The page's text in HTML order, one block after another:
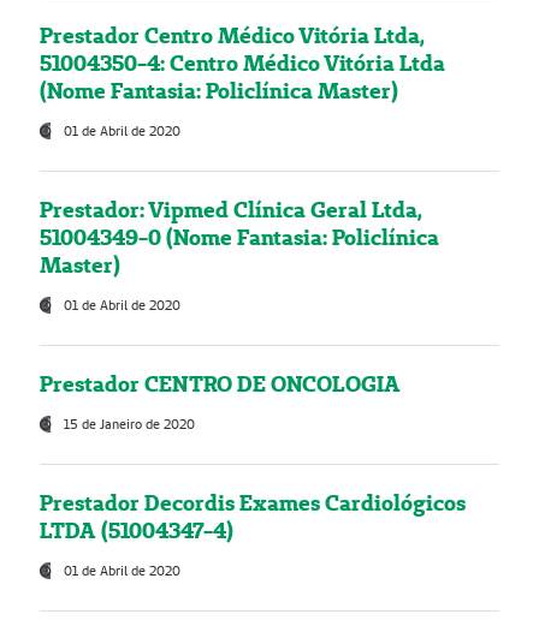
Prestador Centro Médico Vitória Ltda,
51004350-4: Centro Médico Vitória Ltda
(Nome Fantasia: Policlínica Master)
01 de Abril de 2020
Prestador: Vipmed Clínica Geral Ltda,
51004349-0 (Nome Fantasia: Policlínica
Master)
01 de Abril de 2020
Prestador CENTRO DE ONCOLOGIA
15 de Janeiro de 2020
Prestador Decordis Exames Cardiológicos
LTDA (51004347-4)
01 de Abril de 2020